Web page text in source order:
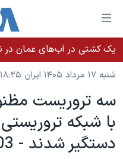
لینکهای
قابل
دسترسی
جهش
محتوای
اصلی
جهش
خانه
نسخه سبک وب‌سایت
موضوع ها
ایران
آمریکا
برنامه های تلویزیونی
جدول برنامه ها
شنبه ۱۷ مرداد ۱۴۰۵ ایران ۱۸:۲۵
سه تروريست
با شبکه
دستگير شدند - 2003-03-01